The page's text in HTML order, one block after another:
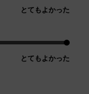
とてもよかった
とてもよかった